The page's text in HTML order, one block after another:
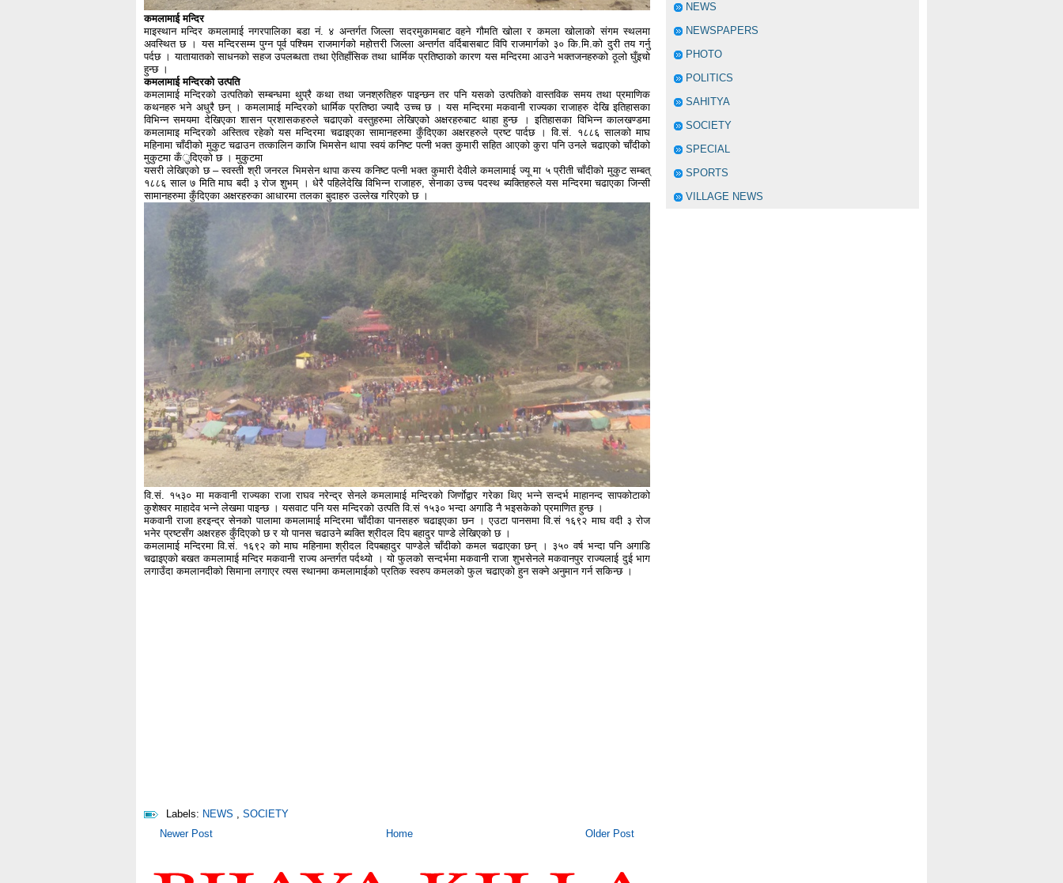
कमलामाई मन्दिर
माइस्थान मन्दिर कमलामाई नगरपालिका बडा नं. ४ अन्तर्गत जिल्ला सदरमुकामबाट वहने गौमति खोला र कमला खोलाको संगम स्थलमा
अवस्थित छ । यस मन्दिरसम्म पुग्न पूर्व पश्चिम राजमार्गको महोत्तरी जिल्ला अन्तर्गत वर्दिबासबाट विपि राजमार्गको ३० कि.मि.को दुरी तय गर्नु
पर्दछ । यातायातको साधनको सहज उपलब्धता तथा ऐतिहाँसिक तथा धार्मिक प्रतिष्ठाको कारण यस मन्दिरमा आउने भक्तजनहरुको ठूलो घुँइचो
हुन्छ ।
कमलामाई मन्दिरको उत्पति
कमलामाई मन्दिरको उत्पतिको सम्बन्धमा थुप्रै कथा तथा जनश्रुतिहरु पाइन्छन तर पनि यसको उत्पतिको वास्तविक समय तथा प्रमाणिक
कथनहरु भने अधुरै छन् । कमलामाई मन्दिरको धार्मिक प्रतिष्ठा ज्यादै उच्च छ । यस मन्दिरमा मकवानी राज्यका राजाहरु देखि इतिहासका
विभिन्न समयमा देखिएका शासन प्रशासकहरुले चढाएको वस्तुहरुमा लेखिएको अक्षरहरुबाट थाहा हुन्छ । इतिहासका विभिन्न कालखण्डमा
कमलामाइ मन्दिरको अस्तित्व रहेको यस मन्दिरमा चढाइएका सामानहरुमा कुँदिएका अक्षरहरुले प्रष्ट पार्दछ । वि.सं. १८८६ सालको माघ
महिनामा चाँदीको मुकुट चढाउन तत्कालिन काजि भिमसेन थापा स्वयं कनिष्ट पत्नी भक्त कुमारी सहित आएको कुरा पनि उनले चढाएको चाँदीको
मुकुटमा कँुदिएको छ । मुकुटमा
यसरी लेखिएको छ – स्वस्ती श्री जनरल भिमसेन थापा कस्य कनिष्ट पत्नी भक्त कुमारी देवीले कमलामाई ज्यू मा ५ प्रीती चाँदीको मुकुट सम्बत्
१८८६ साल ७ मिति माघ बदी ३ रोज शुभम् । धेरै पहिलेदेखि विभिन्न राजाहरु, सेनाका उच्च पदस्थ ब्यक्तिहरुले यस मन्दिरमा चढाएका जिन्सी
सामानहरुमा कुँदिएका अक्षरहरुका आधारमा तलका बुदाहरु उल्लेख गरिएको छ ।
वि.सं. १५३० मा मकवानी राज्यका राजा राघव नरेन्द्र सेनले कमलामाई मन्दिरको जिर्णाेद्वार गरेका थिए भन्ने सन्दर्भ माहानन्द सापकोटाको
कुशेश्वर माहादेव भन्ने लेखमा पाइन्छ । यसवाट पनि यस मन्दिरको उत्पति वि.सं १५३० भन्दा अगाडि नै भइसकेको प्रमाणित हुन्छ ।
मकवानी राजा हरइन्द्र सेनको पालामा कमलामाई मन्दिरमा चाँदीका पानसहरु चढाइएका छन । एउटा पानसमा वि.सं १६९२ माघ वदी ३ रोज
भनेर प्रष्टसँग अक्षरहरु कुँदिएको छ र यो पानस चढाउने ब्यक्ति श्रीदल दिप बहादुर पाण्डे लेखिएको छ ।
कमलामाई मन्दिरमा वि.सं. १६९२ को माघ महिनामा श्रीदल दिपबहादुर पाण्डेले चाँदीको कमल चढाएका छन् । ३५० वर्ष भन्दा पनि अगाडि
चढाइएको बखत कमलामाई मन्दिर मकवानी राज्य अन्तर्गत पर्दथ्यो । यो फुलको सन्दर्भमा मकवानी राजा शुभसेनले मकवानपुर राज्यलाई दुई भाग
लगाउँदा कमलानदीको सिमाना लगाएर त्यस स्थानमा कमलामाईको प्रतिक स्वरुप कमलको फुल चढाएको हुन सक्ने अनुमान गर्न सकिन्छ ।
Labels: NEWS , SOCIETY
Newer Post
Older Post
Home
NEWS
NEWSPAPERS
PHOTO
POLITICS
SAHITYA
SOCIETY
SPECIAL
SPORTS
VILLAGE NEWS